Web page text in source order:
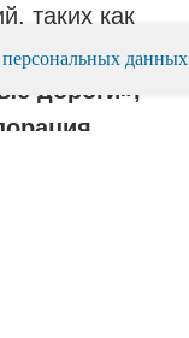
таких как
дороги»,
данных